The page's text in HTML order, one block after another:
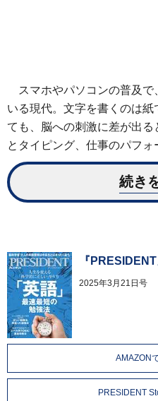
スマホやパソコンの普及
いる現代。文字を書くのは紙
ても、脳への刺激に差が出
とタイピング、仕事のパフ
続き
『PRESIDENT
2025年3月21日号
AMAZON
PRESIDENT